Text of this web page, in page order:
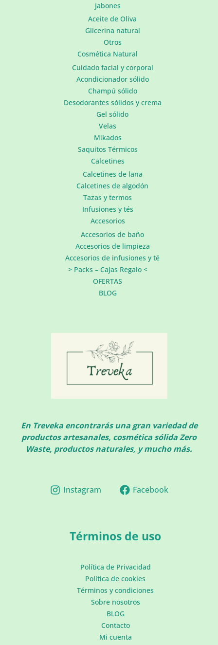
Jabones
Aceite de Oliva
Glicerina natural
Otros
Cosmética Natural
Cuidado facial y corporal
Acondicionador sólido
Champú sólido
Desodorantes sólidos y crema
Gel sólido
Velas
Mikados
Saquitos Térmicos
Calcetines
Calcetines de lana
Calcetines de algodón
Tazas y termos
Infusiones y tés
Accesorios
Accesorios de baño
Accesorios de limpieza
Accesorios de infusiones y té
> Packs – Cajas Regalo <
OFERTAS
BLOG
En Treveka encontrarás una gran variedad de
productos artesanales, cosmética sólida Zero
Waste, productos naturales, y mucho más.
Instagram Facebook
Términos de uso
Política de Privacidad
Política de cookies
Términos y condiciones
Sobre nosotros
BLOG
Contacto
Mi cuenta